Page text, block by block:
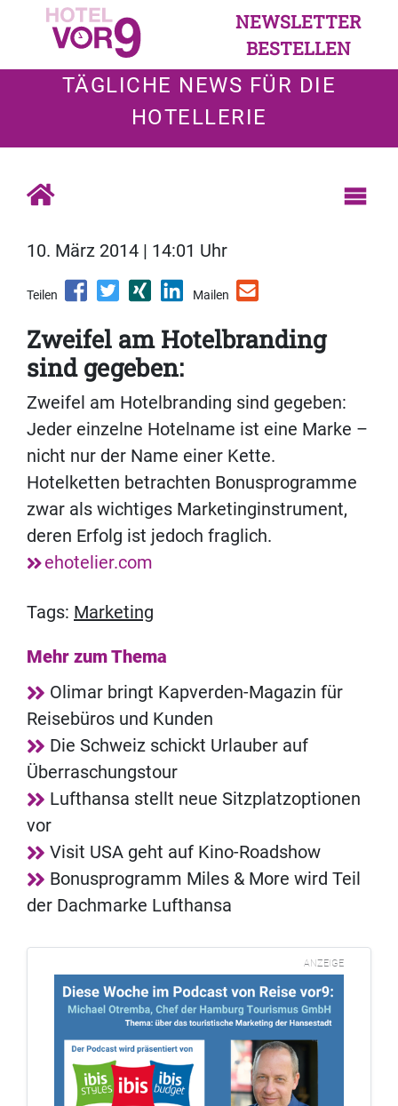
NEWSLETTER
BESTELLEN
TÄGLICHE NEWS FÜR DIE
HOTELLERIE
10. März 2014 | 14:01 Uhr
Teilen Mailen
Zweifel am Hotelbranding
sind gegeben:
Zweifel am Hotelbranding sind gegeben:
Jeder einzelne Hotelname ist eine Marke –
nicht nur der Name einer Kette.
Hotelketten betrachten Bonusprogramme
zwar als wichtiges Marketinginstrument,
deren Erfolg ist jedoch fraglich.
ehotelier.com
Tags: Marketing
Mehr zum Thema
Olimar bringt Kapverden-Magazin für
Reisebüros und Kunden
Die Schweiz schickt Urlauber auf
Überraschungstour
Lufthansa stellt neue Sitzplatzoptionen
vor
Visit USA geht auf Kino-Roadshow
Bonusprogramm Miles & More wird Teil
der Dachmarke Lufthansa
ANZEIGE